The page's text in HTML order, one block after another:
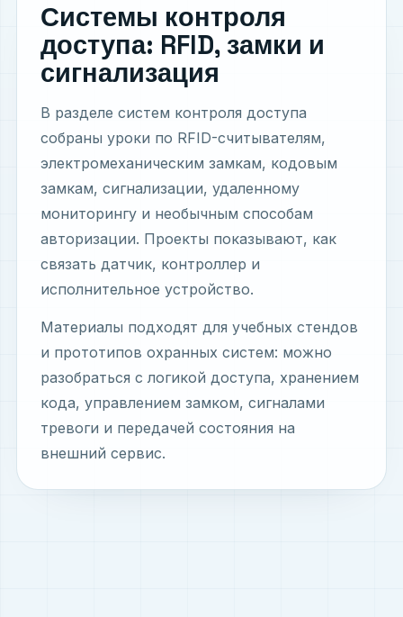
Системы контроля
доступа: RFID, замки и
сигнализация
В разделе систем контроля доступа
собраны уроки по RFID-считывателям,
электромеханическим замкам, кодовым
замкам, сигнализации, удаленному
мониторингу и необычным способам
авторизации. Проекты показывают, как
связать датчик, контроллер и
исполнительное устройство.
Материалы подходят для учебных стендов
и прототипов охранных систем: можно
разобраться с логикой доступа, хранением
кода, управлением замком, сигналами
тревоги и передачей состояния на
внешний сервис.